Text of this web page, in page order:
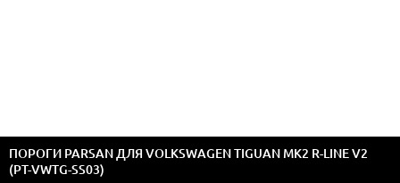
ПОРОГИ PARSAN ДЛЯ VOLKSWAGEN TIGUAN MK2 R-LINE V2
(PT-VWTG-SS03)